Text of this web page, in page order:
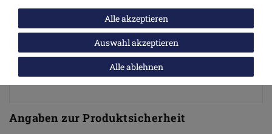
Wanne/Brause
Stichmaß 150 ± 12 mm
S-Anschlüsse mit Schalldämpfer
Angaben zur Produktsicherheit
Alle akzeptieren
Auswahl akzeptieren
Alle ablehnen